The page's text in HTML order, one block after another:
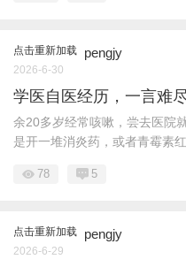
点击重新加载 pengjy
2026-6-30
学医自医经历，一言难
余20多岁经常咳嗽，尝去医院
是开一堆消炎药，或者青霉素红
78 5
点击重新加载 pengjy
2026-6-29